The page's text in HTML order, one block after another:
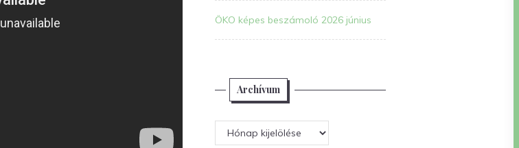
ÖKO képes beszámoló 2026 június
Archívum
Archívum